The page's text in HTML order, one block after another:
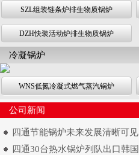
SZL组装链条炉排生物质锅炉
DZH快装活动炉排生物质锅炉
冷凝锅炉
WNS低氮冷凝式燃气蒸汽锅炉
公司新闻
四通节能锅炉未来发展清晰可见
四通30台热水锅炉列队出口韩国